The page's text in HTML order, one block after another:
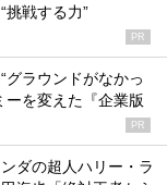
挑戦する力”
PR
グラウンドがなかっ
を変えた『企業版
PR
ダの超人ハリー・ラ